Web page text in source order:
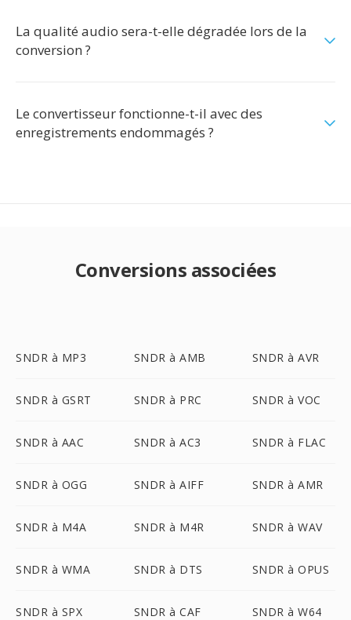
La qualité audio sera-t-elle dégradée lors de la
conversion ?
Le convertisseur fonctionne-t-il avec des
enregistrements endommagés ?
Conversions associées
SNDR à MP3 SNDR à AMB SNDR à AVR
SNDR à GSRT SNDR à PRC SNDR à VOC
SNDR à AAC SNDR à AC3 SNDR à FLAC
SNDR à OGG SNDR à AIFF SNDR à AMR
SNDR à M4A SNDR à M4R SNDR à WAV
SNDR à WMA SNDR à DTS SNDR à OPUS
SNDR à SPX SNDR à CAF SNDR à W64